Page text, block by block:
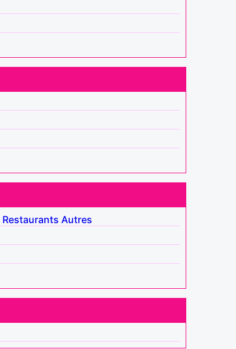
Restaurants Autres